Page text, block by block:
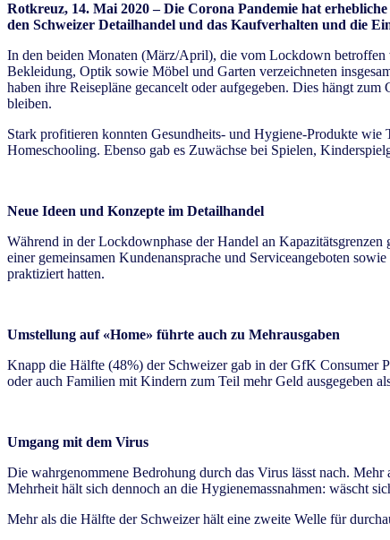
Rotkreuz, 14. Mai 2020 – Die Corona Pandemie hat
den Schweizer Detailhandel und das Kaufverhalten und die
In den beiden Monaten (März/April), die vom Lockdown betroffen
Bekleidung, Optik sowie Möbel und Garten verzeichneten
haben ihre Reisepläne gecancelt oder aufgegeben. Dies hängt
bleiben.
Stark profitieren konnten Gesundheits- und Hygiene-Produkte
Homeschooling. Ebenso gab es Zuwächse bei Spielen,
Neue Ideen und Konzepte im Detailhandel
Während in der Lockdownphase der Handel an
einer gemeinsamen Kundenansprache und Serviceangeboten
praktiziert hatten.
Umstellung auf «Home» führte auch zu Mehrausgaben
Knapp die Hälfte (48%) der Schweizer gab in der GfK Consumer
oder auch Familien mit Kindern zum Teil mehr Geld ausgegeben
Umgang mit dem Virus
Die wahrgenommene Bedrohung durch das Virus lässt nach.
Mehrheit hält sich dennoch an die Hygienemassnahmen: wäscht
Mehr als die Hälfte der Schweizer hält eine zweite Welle für